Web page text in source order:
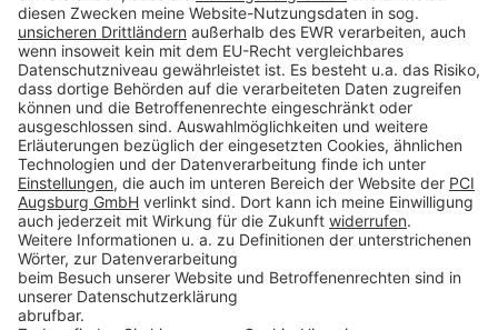
Produkte
Toolbox
Über THOMSIT
Kontakt